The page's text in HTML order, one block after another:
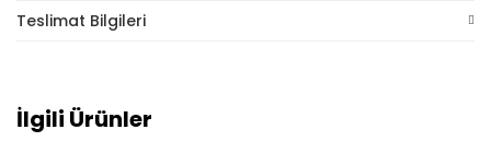
Teslimat Bilgileri
İlgili Ürünler